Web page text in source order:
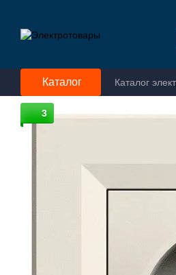
Каталог Каталог
3